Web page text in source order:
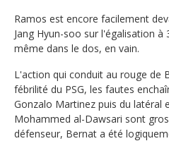
Ramos est encore facilement
Jang Hyun-soo sur l'égalisation à
même dans le dos, en vain.
L'action qui conduit au rouge de
fébrilité du PSG, les fautes
Gonzalo Martinez puis du latéral
Mohammed al-Dawsari sont
défenseur, Bernat a été